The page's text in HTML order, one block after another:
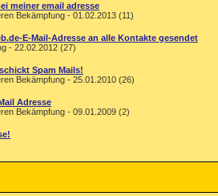
meiner email adresse
Bekämpfung - 01.02.2013 (11)
E-Mail-Adresse an alle Kontakte gesendet
- 22.02.2012 (27)
Spam Mails!
Bekämpfung - 25.01.2010 (26)
Adresse
Bekämpfung - 09.01.2009 (2)